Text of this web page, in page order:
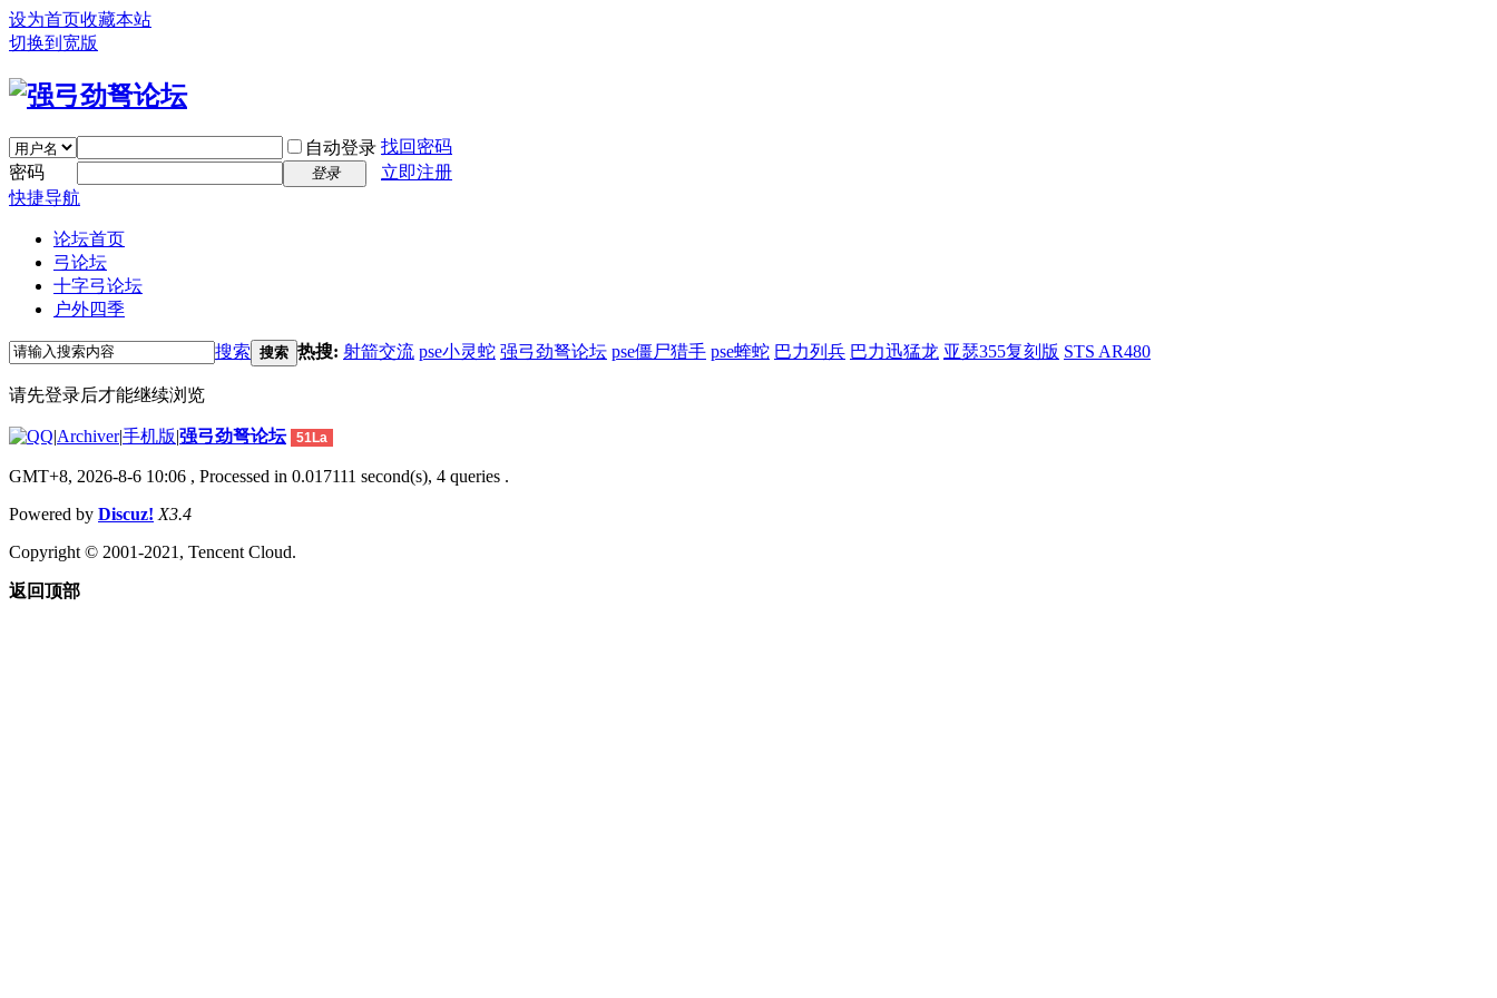
设为首页收藏本站
切换到宽版
自动登录 找回密码
密码
登录
立即注册
快捷导航
论坛首页
弓论坛
十字弓论坛
户外四季
搜索 搜索 热搜: 射箭交流 pse小灵蛇 强弓劲弩论坛 pse僵尸猎手 pse蝰蛇 巴力列兵 巴力迅猛龙 亚瑟355复刻版 STS AR480
请先登录后才能继续浏览
|Archiver|手机版|强弓劲弩论坛 51La
GMT+8, 2026-8-6 10:06 , Processed in 0.017111 second(s), 4 queries .
Powered by Discuz! X3.4
Copyright © 2001-2021, Tencent Cloud.
返回顶部